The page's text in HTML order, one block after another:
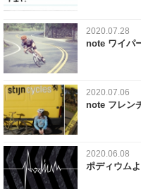
2020.07.28
note ワイパ
2020.07.06
note フレン
2020.06.08
ポディウム